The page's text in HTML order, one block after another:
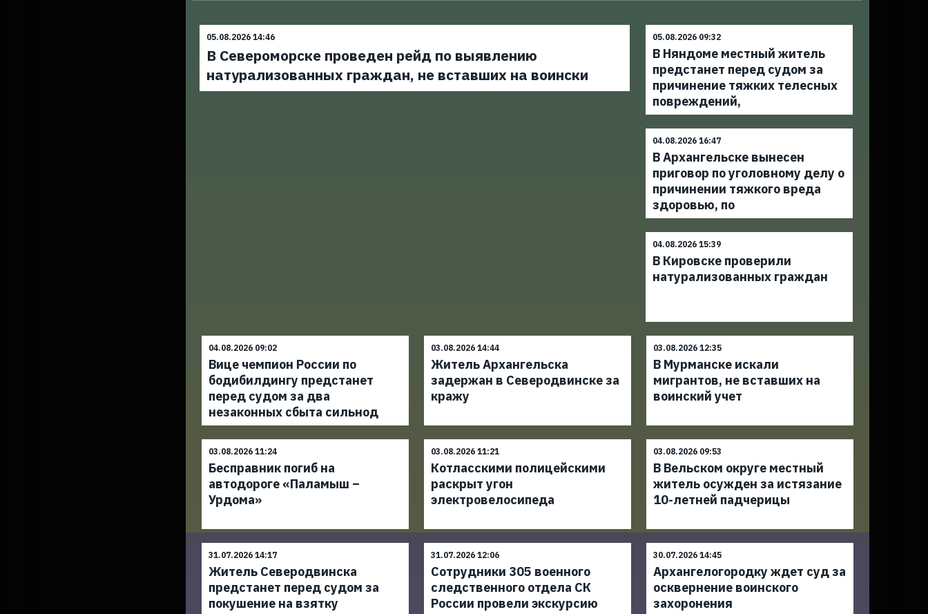
05.08.2026 14:46
В Североморске проведен рейд по выявлению
натурализованных граждан, не вставших на воински
05.08.2026 09:32
В Няндоме местный житель
предстанет перед судом за
причинение тяжких телесных
повреждений,
04.08.2026 16:47
В Архангельске вынесен
приговор по уголовному делу о
причинении тяжкого вреда
здоровью, по
04.08.2026 15:39
В Кировске проверили
натурализованных граждан
04.08.2026 09:02
Вице чемпион России по
бодибилдингу предстанет
перед судом за два
незаконных сбыта сильнод
03.08.2026 14:44
Житель Архангельска
задержан в Северодвинске за
кражу
03.08.2026 12:35
В Мурманске искали
мигрантов, не вставших на
воинский учет
03.08.2026 11:24
Бесправник погиб на
автодороге «Паламыш –
Урдома»
03.08.2026 11:21
Котласскими полицейскими
раскрыт угон
электровелосипеда
03.08.2026 09:53
В Вельском округе местный
житель осужден за истязание
10-летней падчерицы
31.07.2026 14:17
Житель Северодвинска
предстанет перед судом за
покушение на взятку
31.07.2026 12:06
Сотрудники 305 военного
следственного отдела СК
России провели экскурсию
30.07.2026 14:45
Архангелогородку ждет суд за
осквернение воинского
захоронения